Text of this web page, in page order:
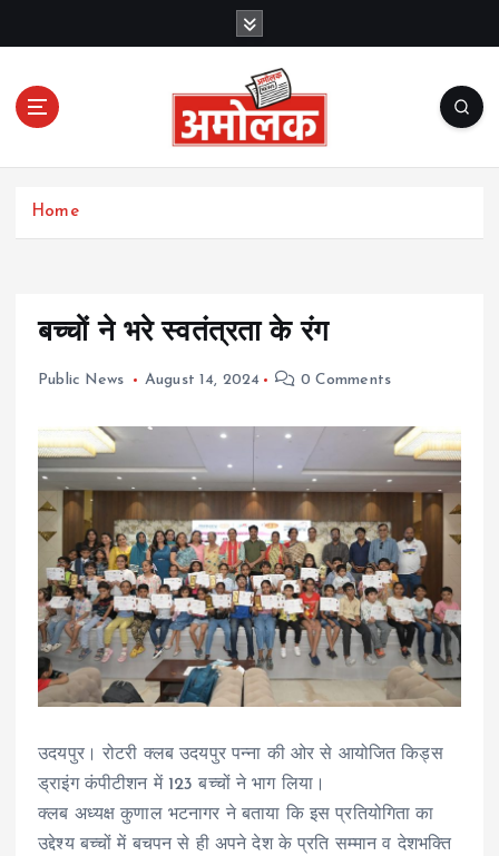
c
Amolak News
Home
बच्चों ने भरे स्वतंत्रता के रंग
Public News August 14, 2024 0 Comments
उदयपुर। रोटरी क्लब उदयपुर पन्ना की ओर से आयोजित किड्स
ड्राइंग कंपीटीशन में 123 बच्चों ने भाग लिया।
क्लब अध्यक्ष कुणाल भटनागर ने बताया कि इस प्रतियोगिता का
उद्देश्य बच्चों में बचपन से ही अपने देश के प्रति सम्मान व देशभक्ति